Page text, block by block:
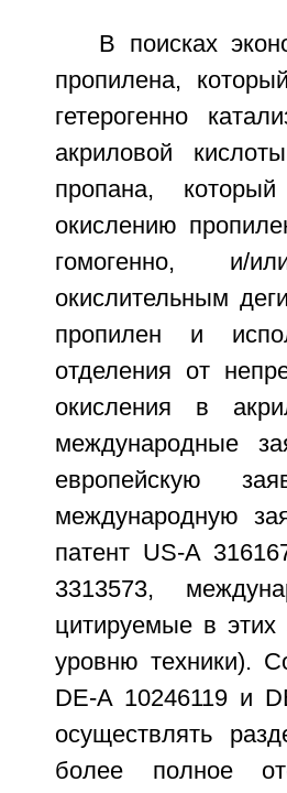
В поисках
пропилена,
гетерогенно
акриловой
пропана,
окислению
гомогенно, и/
окислительным
пропилен и
отделения от
окисления в
международные
европейскую
международную
патент US-A
3313573,
цитируемые в этих
уровню техники).
DE-A 10246119 и
осуществлять
более полное